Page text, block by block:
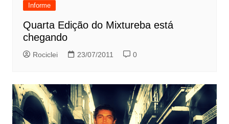
Informe
Quarta Edição do Mixtureba está
chegando
Rociclei 23/07/2011 0